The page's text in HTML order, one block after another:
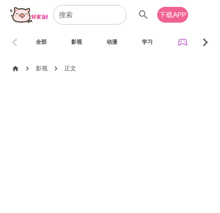
search 下载APP
全部 影视 动漫 学习 sports_esports
chevron_left chevron_right
home chevron_right 影视 chevron_right 正文